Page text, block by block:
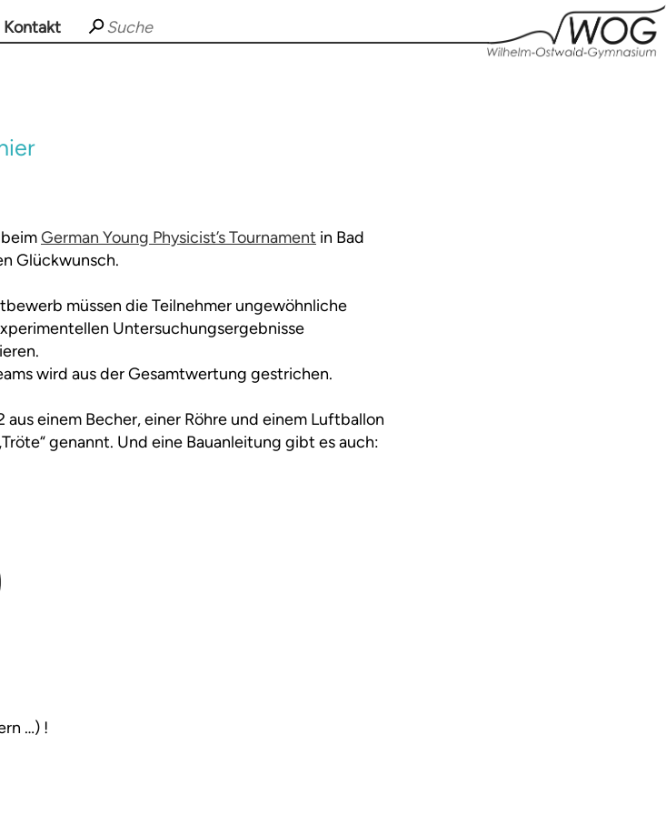
Kontakt
German Young Physicist’s Tournament in Bad
Glückwunsch.
müssen die Teilnehmer ungewöhnliche
Untersuchungsergebnisse
wird aus der Gesamtwertung gestrichen.
einem Becher, einer Röhre und einem Luftballon
genannt. Und eine Bauanleitung gibt es auch:
…) !